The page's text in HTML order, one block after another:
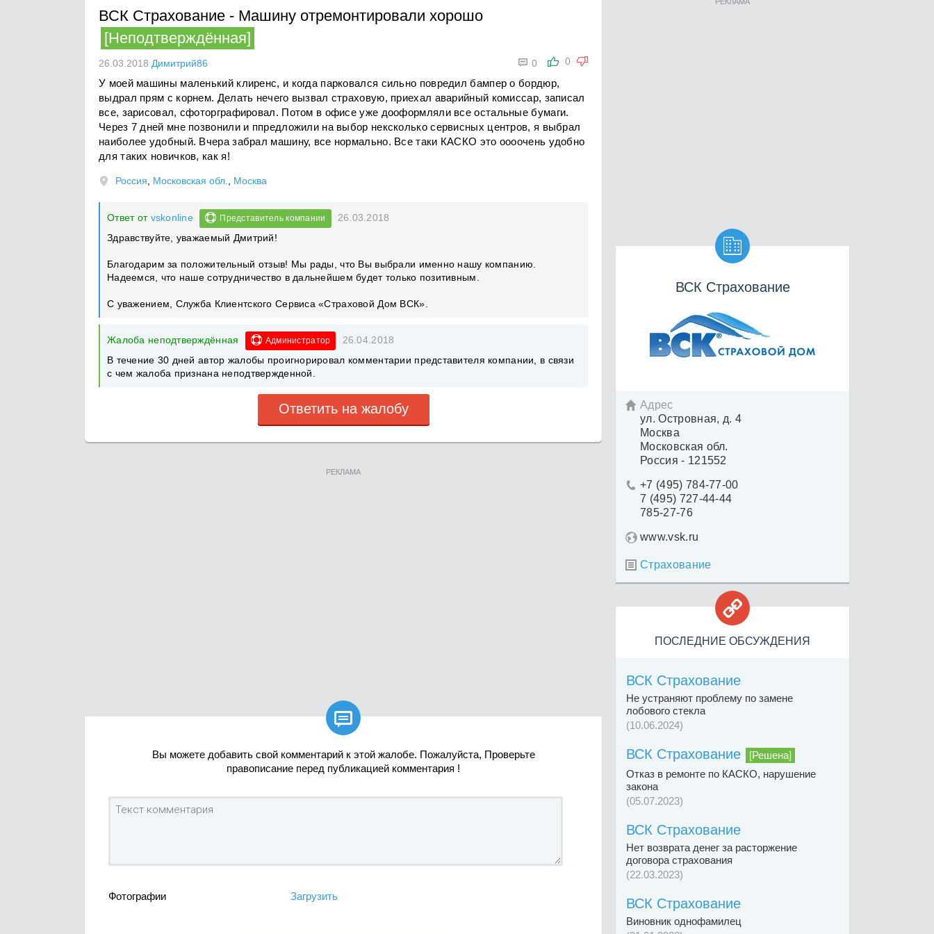
ВСК Страхование - Машину отремонтировали хорошо
[Неподтверждённая]
0
 0
26.03.2018 Димитрий86
У моей машины маленький клиренс, и когда парковался сильно повредил бампер о бордюр,
выдрал прям с корнем. Делать нечего вызвал страховую, приехал аварийный комиссар, записал
все, зарисовал, сфоторграфировал. Потом в офисе уже дооформляли все остальные бумаги.
Через 7 дней мне позвонили и ппредложили на выбор нексколько сервисных центров, я выбрал
наиболее удобный. Вчера забрал машину, все нормально. Все таки КАСКО это оооочень удобно
для таких новичков, как я!
Россия Московская обл. Москва
Ответ от vskonline Представитель компании
26.03.2018
Здравствуйте, уважаемый Дмитрий!
Благодарим за положительный отзыв! Мы рады, что Вы выбрали именно нашу компанию.
Надеемся, что наше сотрудничество в дальнейшем будет только позитивным.
С уважением, Служба Клиентского Сервиса «Страховой Дом ВСК».
Жалоба неподтверждённая Администратор
26.04.2018
В течение 30 дней автор жалобы проигнорировал комментарии представителя компании, в связи
с чем жалоба признана неподтвержденной.
Ответить на жалобу
РЕКЛАМА

Вы можете добавить свой комментарий к этой жалобе. Пожалуйста, Проверьте
правописание перед публикацией комментария !
Фотографии Загрузить

ВСК Страхование
 Адрес
ул. Островная, д. 4
Москва
Московская обл.
Россия - 121552
 +7 (495) 784-77-00
7 (495) 727-44-44
785-27-76
www.vsk.ru
 Страхование

ПОСЛЕДНИЕ ОБСУЖДЕНИЯ
ВСК Страхование
Не устраняют проблему по замене
лобового стекла
(10.06.2024)
ВСК Страхование
[Решена]
Отказ в ремонте по КАСКО, нарушение
закона
(05.07.2023)
ВСК Страхование
Нет возврата денег за расторжение
договора страхования
(22.03.2023)
ВСК Страхование
Виновник однофамилец